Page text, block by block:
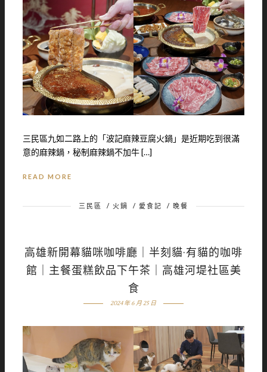
三民區九如二路上的「波記麻辣豆腐火鍋」是近期吃到很滿
意的麻辣鍋，秘制麻辣鍋不加牛 […]
READ MORE
三民區 / 火鍋 / 愛食記 / 晚餐
高雄新開幕貓咪咖啡廳｜半刻貓·有貓的咖啡
館｜主餐蛋糕飲品下午茶｜高雄河堤社區美
食
2024 年 6 月 25 日